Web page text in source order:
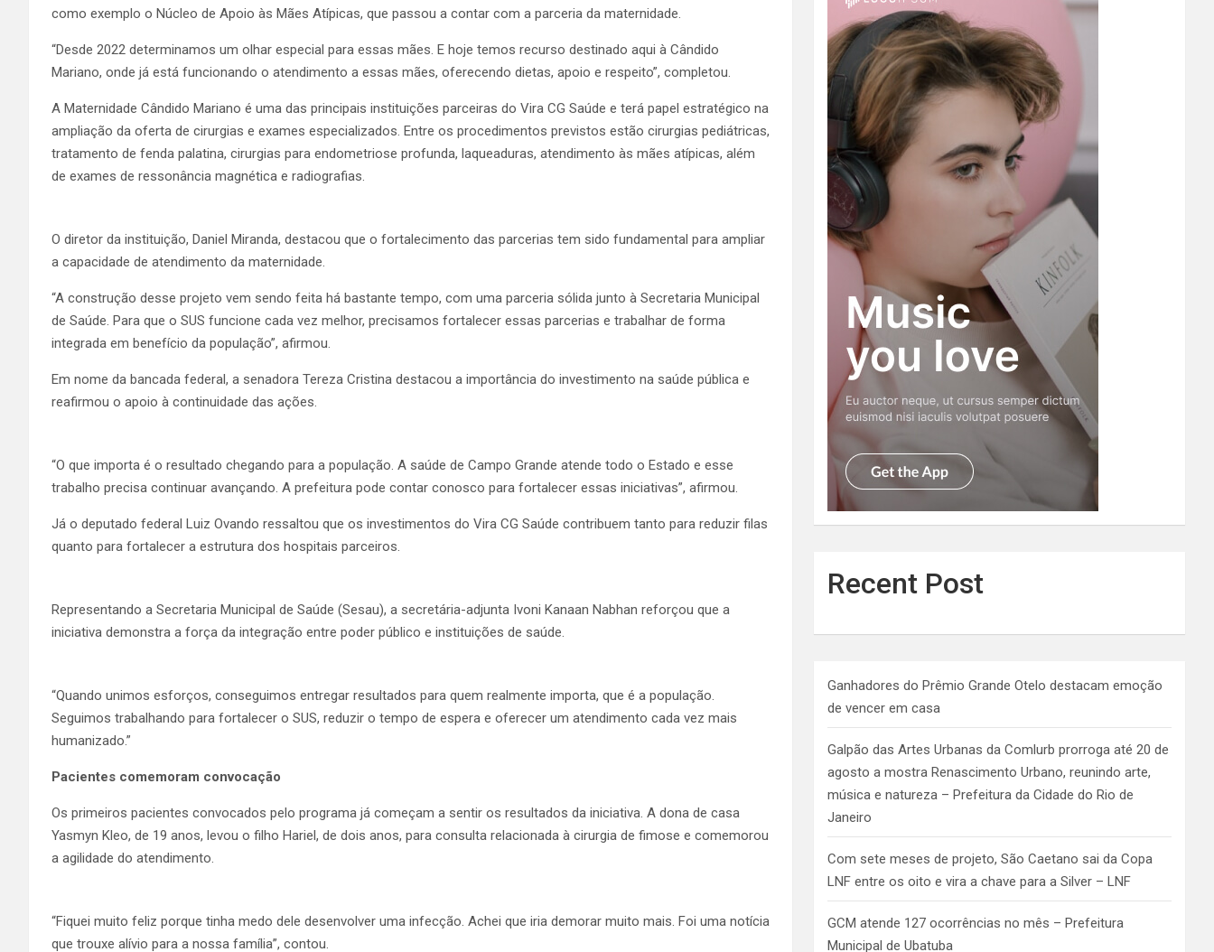
como exemplo o Núcleo de Apoio às Mães Atípicas, que passou a contar com a parceria da maternidade.
“Desde 2022 determinamos um olhar especial para essas mães. E hoje temos recurso destinado aqui à Cândido
Mariano, onde já está funcionando o atendimento a essas mães, oferecendo dietas, apoio e respeito”, completou.
A Maternidade Cândido Mariano é uma das principais instituições parceiras do Vira CG Saúde e terá papel estratégico na
ampliação da oferta de cirurgias e exames especializados. Entre os procedimentos previstos estão cirurgias pediátricas,
tratamento de fenda palatina, cirurgias para endometriose profunda, laqueaduras, atendimento às mães atípicas, além
de exames de ressonância magnética e radiografias.
O diretor da instituição, Daniel Miranda, destacou que o fortalecimento das parcerias tem sido fundamental para ampliar
a capacidade de atendimento da maternidade.
“A construção desse projeto vem sendo feita há bastante tempo, com uma parceria sólida junto à Secretaria Municipal
de Saúde. Para que o SUS funcione cada vez melhor, precisamos fortalecer essas parcerias e trabalhar de forma
integrada em benefício da população”, afirmou.
Em nome da bancada federal, a senadora Tereza Cristina destacou a importância do investimento na saúde pública e
reafirmou o apoio à continuidade das ações.
“O que importa é o resultado chegando para a população. A saúde de Campo Grande atende todo o Estado e esse
trabalho precisa continuar avançando. A prefeitura pode contar conosco para fortalecer essas iniciativas”, afirmou.
Já o deputado federal Luiz Ovando ressaltou que os investimentos do Vira CG Saúde contribuem tanto para reduzir filas
quanto para fortalecer a estrutura dos hospitais parceiros.
Representando a Secretaria Municipal de Saúde (Sesau), a secretária-adjunta Ivoni Kanaan Nabhan reforçou que a
iniciativa demonstra a força da integração entre poder público e instituições de saúde.
“Quando unimos esforços, conseguimos entregar resultados para quem realmente importa, que é a população.
Seguimos trabalhando para fortalecer o SUS, reduzir o tempo de espera e oferecer um atendimento cada vez mais
humanizado.”
Pacientes comemoram convocação
Os primeiros pacientes convocados pelo programa já começam a sentir os resultados da iniciativa. A dona de casa
Yasmyn Kleo, de 19 anos, levou o filho Hariel, de dois anos, para consulta relacionada à cirurgia de fimose e comemorou
a agilidade do atendimento.
“Fiquei muito feliz porque tinha medo dele desenvolver uma infecção. Achei que iria demorar muito mais. Foi uma notícia
que trouxe alívio para a nossa família”, contou.
Recent Post
Ganhadores do Prêmio Grande Otelo destacam emoção
de vencer em casa
Galpão das Artes Urbanas da Comlurb prorroga até 20 de
agosto a mostra Renascimento Urbano, reunindo arte,
música e natureza – Prefeitura da Cidade do Rio de
Janeiro
Com sete meses de projeto, São Caetano sai da Copa
LNF entre os oito e vira a chave para a Silver – LNF
GCM atende 127 ocorrências no mês – Prefeitura
Municipal de Ubatuba